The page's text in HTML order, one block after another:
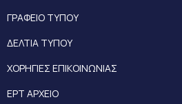
ΓΡΑΦΕΙΟ ΤΥΠΟΥ
ΔΕΛΤΙΑ ΤΥΠΟΥ
ΧΟΡΗΓΙΕΣ ΕΠΙΚΟΙΝΩΝΙΑΣ
ΕΡΤ ΑΡΧΕΙΟ